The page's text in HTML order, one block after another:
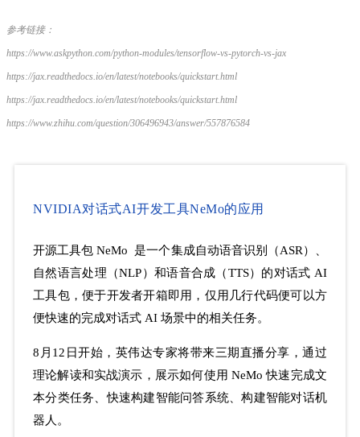
参考链接：
https://www.askpython.com/python-modules/tensorflow-vs-pytorch-vs-jax
https://jax.readthedocs.io/en/latest/notebooks/quickstart.html
https://jax.readthedocs.io/en/latest/notebooks/quickstart.html
https://www.zhihu.com/question/306496943/answer/557876584
NVIDIA对话式AI开发工具NeMo的应用
开源工具包 NeMo 是一个集成自动语音识别（ASR）、
自然语言处理（NLP）和语音合成（TTS）的对话式 AI
工具包，便于开发者开箱即用，仅用几行代码便可以方
便快速的完成对话式 AI 场景中的相关任务。
8月12日开始，英伟达专家将带来三期直播分享，通过
理论解读和实战演示，展示如何使用 NeMo 快速完成文
本分类任务、快速构建智能问答系统、构建智能对话机
器人。